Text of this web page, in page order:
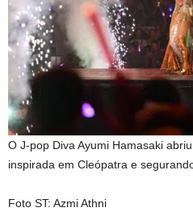
O J-pop Diva Ayumi Hamasaki
inspirada em Cleópatra e
Foto ST: Azmi Athni